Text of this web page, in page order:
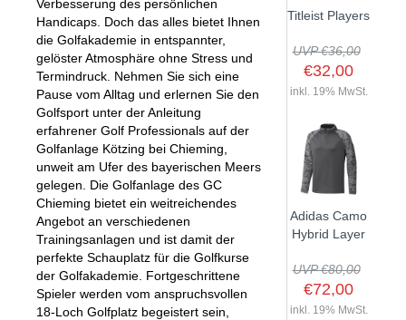
Verbesserung des persönlichen
Handicaps. Doch das alles bietet Ihnen
die Golfakademie in entspannter,
gelöster Atmosphäre ohne Stress und
Termindruck. Nehmen Sie sich eine
Pause vom Alltag und erlernen Sie den
Golfsport unter der Anleitung
erfahrener Golf Professionals auf der
Golfanlage Kötzing bei Chieming,
unweit am Ufer des bayerischen Meers
gelegen. Die Golfanlage des GC
Chieming bietet ein weitreichendes
Angebot an verschiedenen
Trainingsanlagen und ist damit der
perfekte Schauplatz für die Golfkurse
der Golfakademie. Fortgeschrittene
Spieler werden vom anspruchsvollen
18-Loch Golfplatz begeistert sein,
Titleist Players
UVP €36,00
€32,00
inkl. 19% MwSt.
Adidas Camo
Hybrid Layer
UVP €80,00
€72,00
inkl. 19% MwSt.